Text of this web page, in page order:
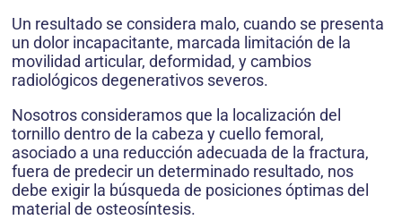
Un resultado se considera malo, cuando se presenta
un dolor incapacitante, marcada limitación de la
movilidad articular, deformidad, y cambios
radiológicos degenerativos severos.
Nosotros consideramos que la localización del
tornillo dentro de la cabeza y cuello femoral,
asociado a una reducción adecuada de la fractura,
fuera de predecir un determinado resultado, nos
debe exigir la búsqueda de posiciones óptimas del
material de osteosíntesis.